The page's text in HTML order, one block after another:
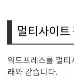
멀티사이트
워드프레스를 멀
래와 같습니다.